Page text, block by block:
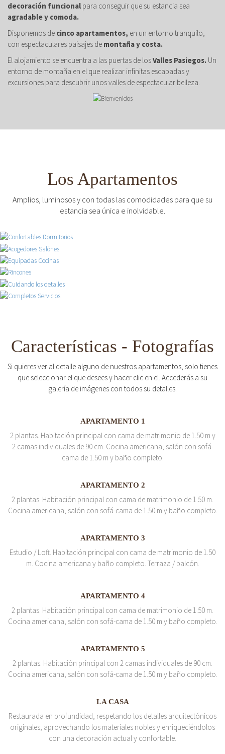
decoración funcional para conseguir que su estancia sea
agradable y comoda.
Disponemos de cinco apartamentos, en un entorno tranquilo,
con espectaculares paisajes de montaña y costa.
El alojamiento se encuentra a las puertas de losValles Pasiegos. Un
entorno de montaña en el que realizar infinitas escapadas y
excursiones para descubrir unos valles de espectacular belleza.
Los Apartamentos
Amplios, luminosos y con todas las comodidades para que su
estancia sea única e inolvidable.
Características - Fotografías
Si quieres ver al detalle alguno de nuestros apartamentos, solo tienes
que seleccionar el que desees y hacer clic en el. Accederás a su
galería de imágenes con todos su detalles.
APARTAMENTO 1
2 plantas. Habitación principal con cama de matrimonio de 1.50 m y
2 camas individuales de 90 cm. Cocina americana, salón con sofá-
cama de 1.50 m y baño completo.
APARTAMENTO 2
2 plantas. Habitación principal con cama de matrimonio de 1.50 m.
Cocina americana, salón con sofá-cama de 1.50 m y baño completo.
APARTAMENTO 3
Estudio / Loft. Habitación principal con cama de matrimonio de 1.50
m. Cocina americana y baño completo. Terraza / balcón.
APARTAMENTO 4
2 plantas. Habitación principal con cama de matrimonio de 1.50 m.
Cocina americana, salón con sofá-cama de 1.50 m y baño completo.
APARTAMENTO 5
2 plantas. Habitación principal con 2 camas individuales de 90 cm.
Cocina americana, salón con sofá-cama de 1.50 m y baño completo.
LA CASA
Restaurada en profundidad, respetando los detalles arquitectónicos
originales, aprovechando los materiales nobles y enriqueciéndolos
con una decoración actual y confortable.